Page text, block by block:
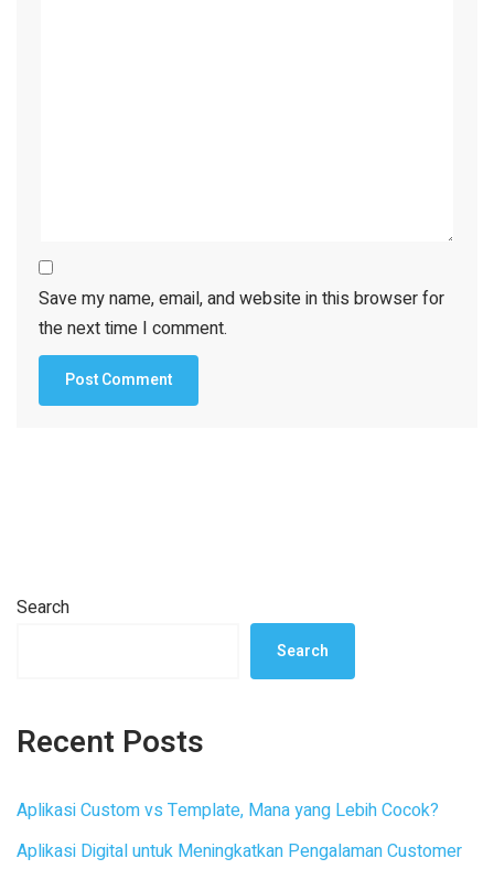
Save my name, email, and website in this browser for
the next time I comment.
Search
Search
Recent Posts
Aplikasi Custom vs Template, Mana yang Lebih Cocok?
Aplikasi Digital untuk Meningkatkan Pengalaman Customer